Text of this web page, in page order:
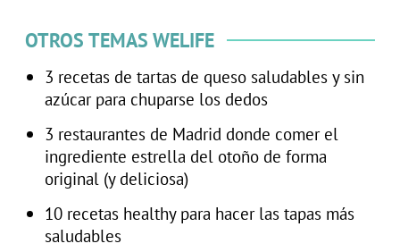
OTROS TEMAS WELIFE
3 recetas de tartas de queso saludables y sin
azúcar para chuparse los dedos
3 restaurantes de Madrid donde comer el
ingrediente estrella del otoño de forma
original (y deliciosa)
10 recetas healthy para hacer las tapas más
saludables